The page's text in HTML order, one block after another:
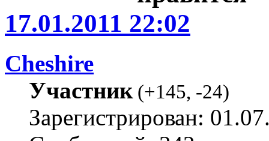
17.01.2011 22:02
Cheshire
Участник(+145, -24)
Зарегистрирован: